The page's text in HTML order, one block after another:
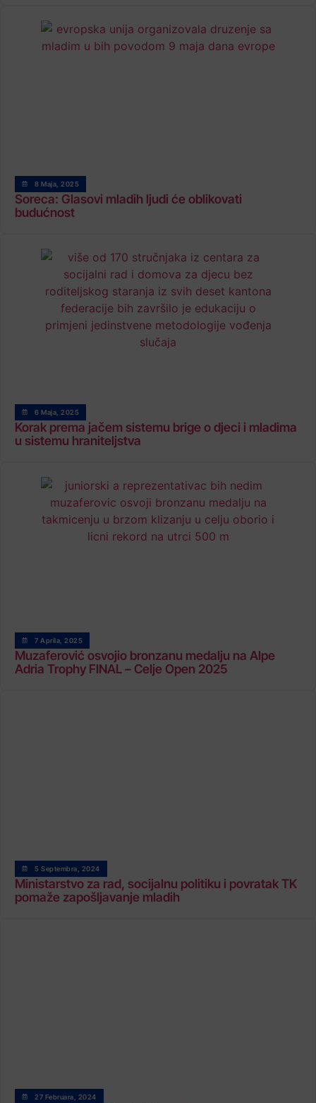
8 Maja, 2025
Soreca: Glasovi mladih ljudi će oblikovati
budućnost
6 Maja, 2025
Korak prema jačem sistemu brige o djeci i mladima
u sistemu hraniteljstva
7 Aprila, 2025
Muzaferović osvojio bronzanu medalju na Alpe
Adria Trophy FINAL – Celje Open 2025
5 Septembra, 2024
Ministarstvo za rad, socijalnu politiku i povratak TK
pomaže zapošljavanje mladih
27 Februara, 2024